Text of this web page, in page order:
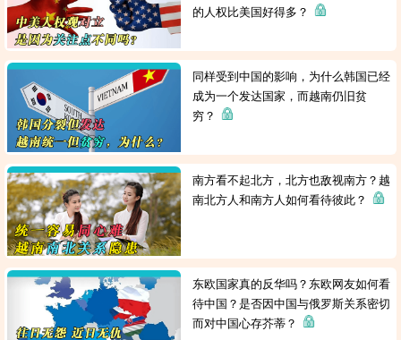
的人权比美国好得多？
同样受到中国的影响，为什么韩国已经
成为一个发达国家，而越南仍旧贫
穷？
南方看不起北方，北方也敌视南方？越
南北方人和南方人如何看待彼此？
东欧国家真的反华吗？东欧网友如何看
待中国？是否因中国与俄罗斯关系密切
而对中国心存芥蒂？